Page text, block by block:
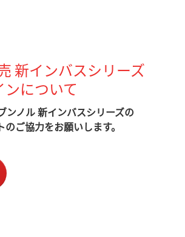
新インバスシリーズ
について
ンノル 新インバスシリーズの
ご協力をお願いします。